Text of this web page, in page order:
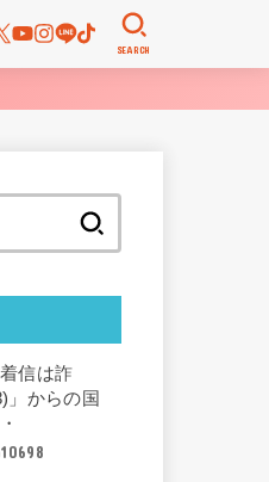
SEARCH
信は詐
」からの国